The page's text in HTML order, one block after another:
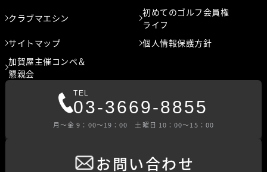
クラブマエシン
初めてのゴルフ会員権
ライフ
サイトマップ
個人情報保護方針
加賀屋主催コンペ＆
懇親会
TEL
03-3669-8855
⽉〜⾦ 9：00〜19：00 ⼟曜⽇ 10：00〜15：00
お問い合わせ